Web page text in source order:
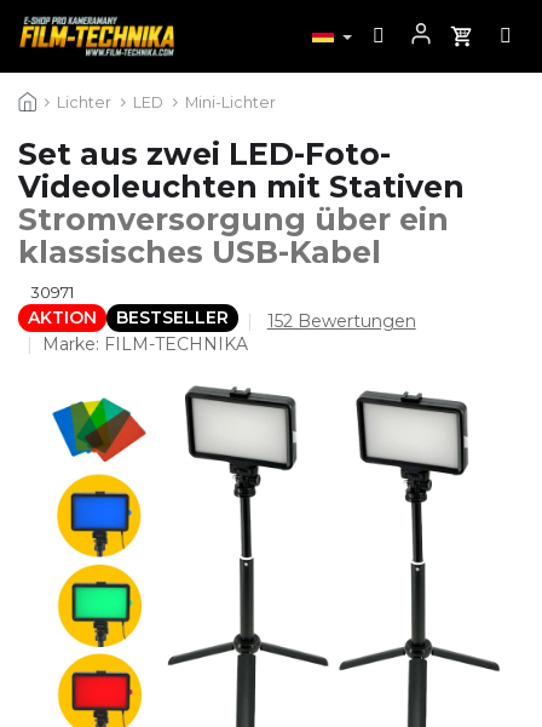
Inhalt Lichter LED Mini-Lichter
Set aus zwei LED-Foto-
Videoleuchten mit Stativen
Stromversorgung über ein
klassisches USB-Kabel
30971
AKTION BESTSELLER
Die
4,3
von
5
152 Bewertungen
Marke: FILM-TECHNIKA